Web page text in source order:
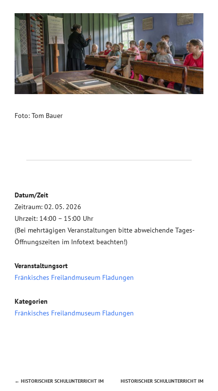
Foto: Tom Bauer
Datum/Zeit
Zeitraum: 02. 05. 2026
Uhrzeit: 14:00 – 15:00 Uhr
(Bei mehrtägigen Veranstaltungen bitte abweichende Tages-
Öffnungszeiten im Infotext beachten!)
Veranstaltungsort
Fränkisches Freilandmuseum Fladungen
Kategorien
Fränkisches Freilandmuseum Fladungen
Beitragsnavigation
← HISTORISCHER SCHULUNTERRICHT IM HISTORISCHER SCHULUNTERRICHT IM